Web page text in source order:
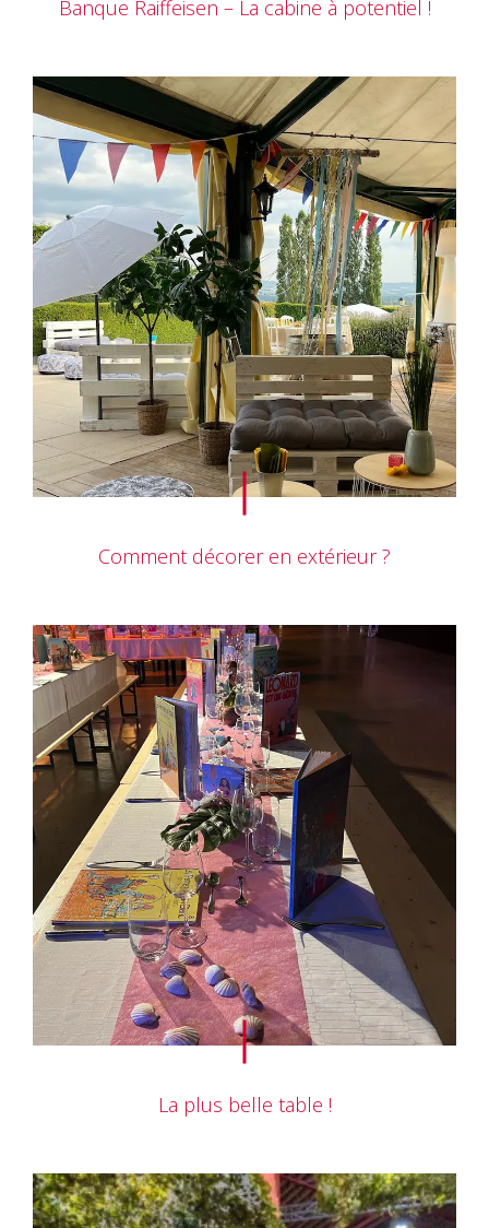
Banque Raiffeisen – La cabine à potentiel !
Comment décorer en extérieur ?
La plus belle table !